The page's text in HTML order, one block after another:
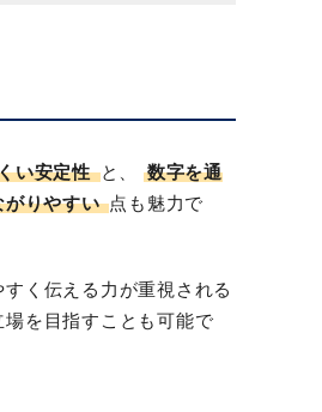
い安定性と、
数字を通
がりやすい 点も魅力で
く伝える力が重視される
を目指すことも可能で